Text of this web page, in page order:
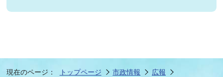
現在のページ： トップページ 市政情報
広報